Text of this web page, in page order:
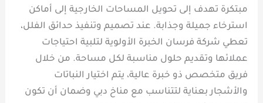
مبتكرة تهدف إلى تحويل المساحات الخارجية إلى أماكن
استرخاء جميلة وجذابة. عند تصميم وتنفيذ حدائق الفلل،
تعطي شركة فرسان الخبرة الأولوية لتلبية احتياجات
عملائها وتقديم حلول مناسبة لكل مساحة. من خلال
فريق متخصص ذو خبرة عالية، يتم اختيار النباتات
والأشجار بعناية لتتناسب مع مناخ دبي وضمان أن تكون